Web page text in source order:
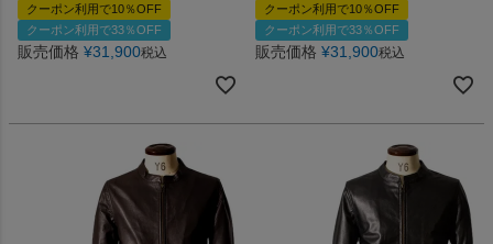
クーポン利用で10％OFF
クーポン利用で33％OFF
販売価格 ¥31,900税込
クーポン利用で10％OFF
クーポン利用で33％OFF
販売価格 ¥31,900税込